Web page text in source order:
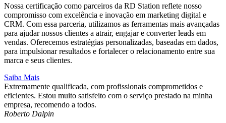
Nossa certificação como parceiros da RD Station reflete nosso
compromisso com excelência e inovação em marketing digital e
CRM. Com essa parceria, utilizamos as ferramentas mais avançadas
para ajudar nossos clientes a atrair, engajar e converter leads em
vendas. Oferecemos estratégias personalizadas, baseadas em dados,
para impulsionar resultados e fortalecer o relacionamento entre sua
marca e seus clientes.
Saiba Mais
Extremamente qualificada, com profissionais comprometidos e
eficientes. Estou muito satisfeito com o serviço prestado na minha
empresa, recomendo a todos.
Roberto Dalpin